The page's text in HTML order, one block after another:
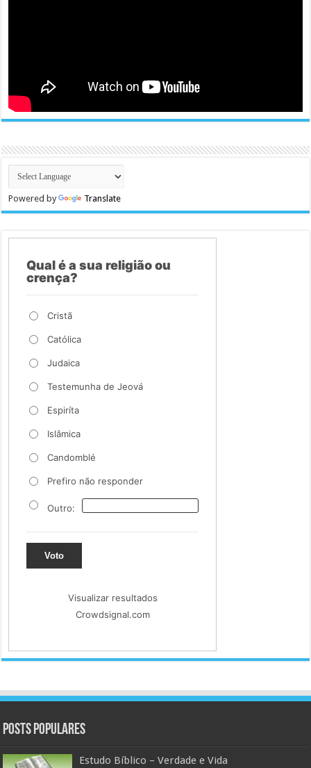
Powered by Translate
Qual é a sua religião ou
crença?
Cristã
Católica
Judaica
Testemunha de Jeová
Espiríta
Islâmica
Candomblé
Prefiro não responder
Outro:
Voto
Visualizar resultados
Crowdsignal.com
Posts populares
Estudo Bíblico – Verdade e Vida